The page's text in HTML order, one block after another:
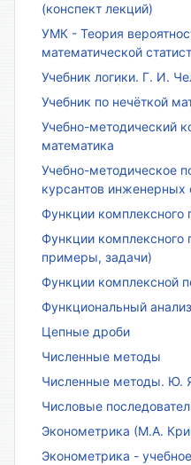
(конспект лекций)
УМК - Теория
математической
Учебник логики. Г. И.
Учебник по нечёткой
Учебно-методический
математика
Учебно-методическое
курсантов инженерных
Функции комплексного
Функции комплексного
примеры, задачи)
Функции комплексной
Функциональный анализ
Цепные дроби
Численные методы
Численные методы. Ю.
Числовые
Эконометрика (М.А.
Эконометрика -